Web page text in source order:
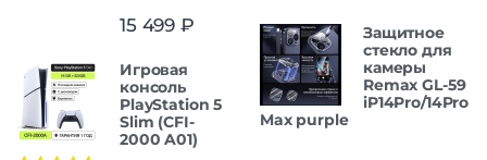
15 499 ₽
Игровая
консоль
PlayStation 5
Slim (CFI-
2000 A01)
Защитнoe
cтекло для
камеры
Remax GL-59
iP14Pro/14Pro
Max purple